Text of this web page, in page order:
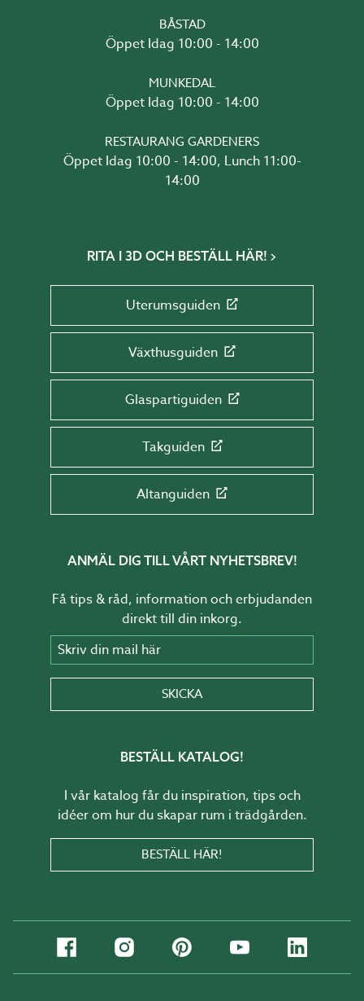
BÅSTAD
Öppet Idag 10:00 - 14:00
MUNKEDAL
Öppet Idag 10:00 - 14:00
RESTAURANG GARDENERS
Öppet Idag 10:00 - 14:00, Lunch 11:00-
14:00
RITA I 3D OCH BESTÄLL HÄR!
Uterumsguiden
Växthusguiden
Glaspartiguiden
Takguiden
Altanguiden
ANMÄL DIG TILL VÅRT NYHETSBREV!
Få tips & råd, information och erbjudanden
direkt till din inkorg.
Skriv din mail här
SKICKA
BESTÄLL KATALOG!
I vår katalog får du inspiration, tips och
idéer om hur du skapar rum i trädgården.
BESTÄLL HÄR!